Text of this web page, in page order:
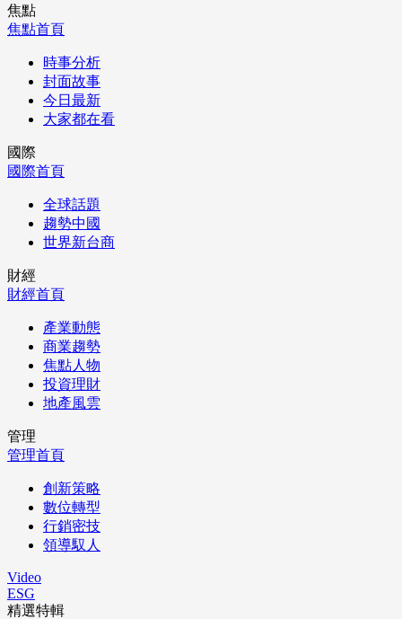
焦點
焦點首頁
時事分析
封面故事
今日最新
大家都在看
國際
國際首頁
全球話題
趨勢中國
世界新台商
財經
財經首頁
產業動態
商業趨勢
焦點人物
投資理財
地產風雲
管理
管理首頁
創新策略
數位轉型
行銷密技
領導馭人
Video
ESG
精選特輯